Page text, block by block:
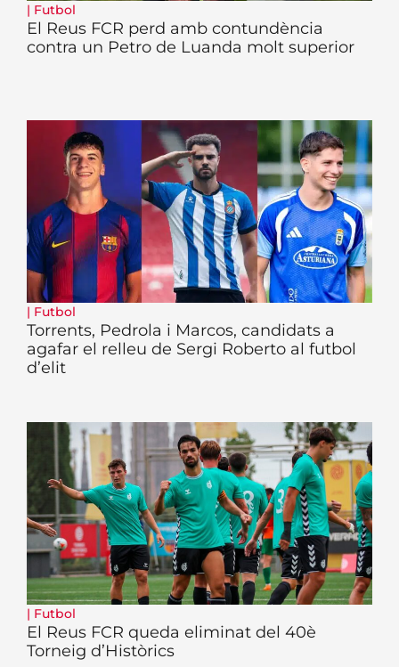
| Futbol
El Reus FCR perd amb contundència
contra un Petro de Luanda molt superior
| Futbol
Torrents, Pedrola i Marcos, candidats a
agafar el relleu de Sergi Roberto al futbol
d’elit
| Futbol
El Reus FCR queda eliminat del 40è
Torneig d’Històrics